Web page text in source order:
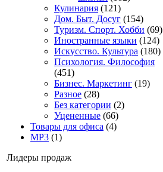
Кулинария (121)
Дом. Быт. Досуг (154)
Туризм. Спорт. Хобби (69)
Иностранные языки (124)
Искусство. Культура (180)
Психология. Философия
(451)
Бизнес. Маркетинг (19)
Разное (28)
Без категории (2)
Уцененные (66)
Товары для офиса (4)
MP3 (1)
Лидеры продаж